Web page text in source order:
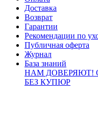
Доставка
Возврат
Гарантии
Рекомендации по
Публичная оферта
Журнал
База знаний
НАМ ДОВЕРЯЮТ!
БЕЗ КУПЮР